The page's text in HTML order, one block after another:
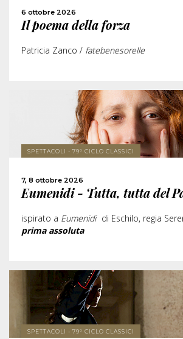
6 ottobre 2026
Il poema della forza
Patricia Zanco / fatebenesorelle
CONDIVIDI
SPETTACOLI - 79° CICLO CLASSICI
7, 8 ottobre 2026
Eumenidi - Tutta, tutta del
ispirato a Eumenidi di Eschilo, regia
prima assoluta
SCOPRI DI PIÙ
ACQUISTA
CONDIVIDI
SPETTACOLI - 79° CICLO CLASSICI
SCOPRI DI PIÙ
ACQUISTA